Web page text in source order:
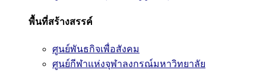
พื้นที่สร้างสรรค์
ศูนย์พันธกิจเพื่อสังคม
ศูนย์กีฬาแห่งจุฬาลงกรณ์มหาวิทยาลัย